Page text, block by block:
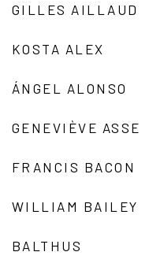
GILLES AILLAUD
KOSTA ALEX
ÁNGEL ALONSO
GENEVIÈVE ASSE
FRANCIS BACON
WILLIAM BAILEY
BALTHUS